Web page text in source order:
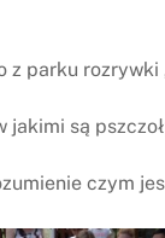
parku
są
czym